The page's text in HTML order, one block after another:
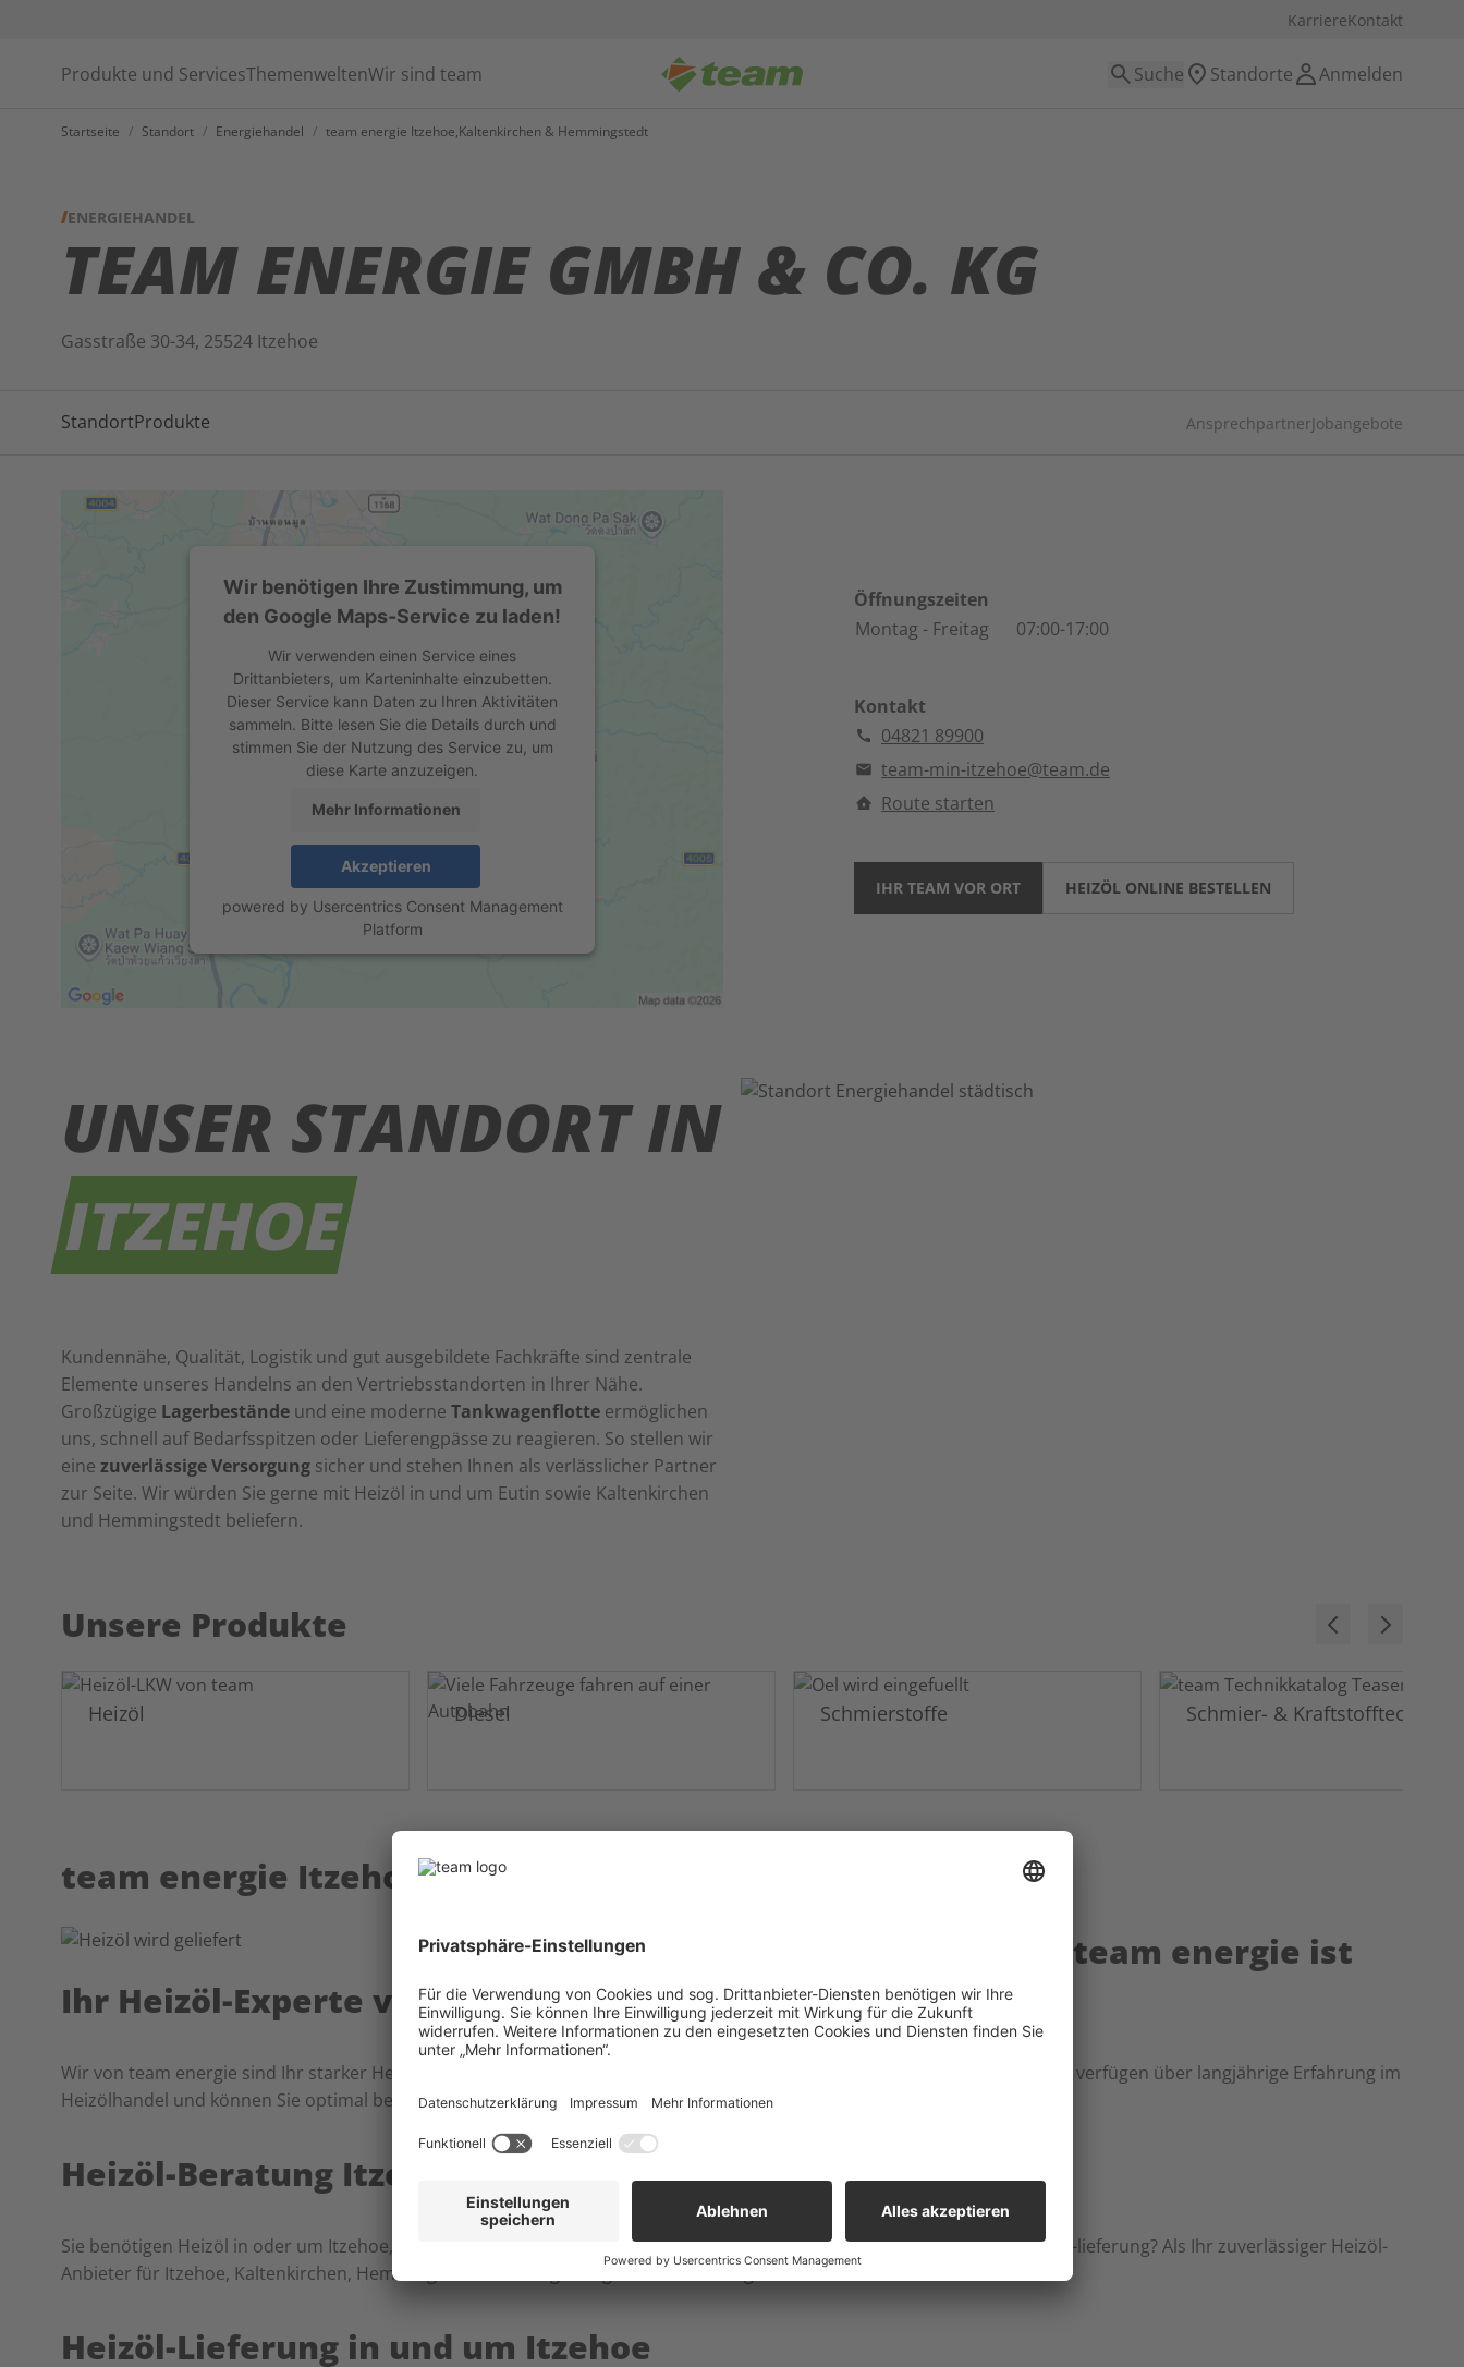
KarriereKontakt
Produkte und ServicesThemenweltenWir sind team Suche Standorte Anmelden
Startseite / Standort / Energiehandel / team energie Itzehoe,Kaltenkirchen & Hemmingstedt
ENERGIEHANDEL
TEAM ENERGIE GMBH & CO. KG
Gasstraße 30-34, 25524 Itzehoe
StandortProdukte AnsprechpartnerJobangebote
Wir benötigen Ihre Zustimmung, um
den Google Maps-Service zu laden!
Wir verwenden einen Service eines
Drittanbieters, um Karteninhalte einzubetten.
Dieser Service kann Daten zu Ihren Aktivitäten
sammeln. Bitte lesen Sie die Details durch und
stimmen Sie der Nutzung des Service zu, um
diese Karte anzuzeigen.
Mehr Informationen
Akzeptieren
powered by Usercentrics Consent Management
Platform
Öffnungszeiten
Montag - Freitag 07:00-17:00
Kontakt
04821 89900
team-min-itzehoe@team.de
Route starten
IHR TEAM VOR ORT HEIZÖL ONLINE BESTELLEN
UNSER STANDORT IN
ITZEHOE
Kundennähe, Qualität, Logistik und gut ausgebildete Fachkräfte sind zentrale
Elemente unseres Handelns an den Vertriebsstandorten in Ihrer Nähe.
Großzügige Lagerbestände und eine moderne Tankwagenflotte ermöglichen
uns, schnell auf Bedarfsspitzen oder Lieferengpässe zu reagieren. So stellen wir
eine zuverlässige Versorgung sicher und stehen Ihnen als verlässlicher Partner
zur Seite. Wir würden Sie gerne mit Heizöl in und um Eutin sowie Kaltenkirchen
und Hemmingstedt beliefern.
Unsere Produkte
Heizöl Diesel Schmierstoffe Schmier- & Kraftstofftechnik
team energie Itzehoe – wir sind für Sie da!
Heizöl in Itzehoe – team energie ist
Ihr Heizöl-Experte vor Ort
Wir von team energie sind Ihr starker Heizölpartner in Itzehoe, Kaltenkirchen & Hemmingstedt. Unsere Heizöl-Expert:innen verfügen über langjährige Erfahrung im
Heizölhandel und können Sie optimal beraten.
Heizöl-Beratung Itzehoe – Hilfe zum Thema Heizöl
Sie benötigen Heizöl in oder um Itzehoe, Kaltenkirchen & Hemmingstedt ? Sie haben Fragen zu Ihrer Heizölbestellung oder -lieferung? Als Ihr zuverlässiger Heizöl-
Anbieter für Itzehoe, Kaltenkirchen, Hemmingstedt und Umgebung beraten wir Sie gern rund um das Thema Heizöl.
Heizöl-Lieferung in und um Itzehoe